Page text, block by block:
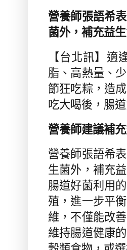
營養師張語希
菌外，補充益
【台北訊】 適
脂、高熱量、
節狂吃粽，造
吃大喝後，腸
營養師建議補
營養師張語希
生菌外，補充
腸道好菌利用
殖，進一步平
維，不僅能改
維持腸道健康